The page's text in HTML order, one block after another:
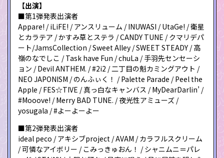
【出演】
■第1弾発表出演者
Appare! / iLiFE! / アンスリューム / INUWASI / UtaGe! / 衛星
とカラテア / かすみ草とステラ / CANDY TUNE / クマリデパ
ート/JamsCollection / Sweet Alley / SWEET STEADY / 高
嶺のなでしこ / Task have Fun / chuLa / 手羽先センセーシ
ョン / Devil ANTHEM. / #2i2 / 二丁目の魁カミングアウト /
NEO JAPONISM / のんふぃく！ / Palette Parade / Peel the
Apple / FES☆TIVE / 真っ白なキャンバス / MyDearDarlin’ /
#Mooove! / Merry BAD TUNE. / 夜光性アミューズ /
yosugala / #よーよーよー
■第2弾発表出演者
ideal peco / アキシブproject / AVAM / カラフルスクリーム
/ 可憐なアイボリー / こみっきゅおん！ / シャニムニ＝パレ